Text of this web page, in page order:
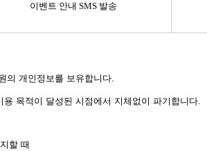
이벤트 안내 SMS 발송
의 개인정보를 보유합니다.
목적이 달성된 시점에서 지체없이 파기합니다.
할 때